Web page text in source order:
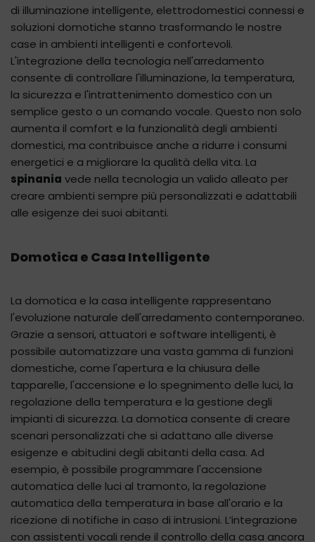
di illuminazione intelligente, elettrodomestici connessi e
soluzioni domotiche stanno trasformando le nostre
case in ambienti intelligenti e confortevoli.
L'integrazione della tecnologia nell'arredamento
consente di controllare l'illuminazione, la temperatura,
la sicurezza e l'intrattenimento domestico con un
semplice gesto o un comando vocale. Questo non solo
aumenta il comfort e la funzionalità degli ambienti
domestici, ma contribuisce anche a ridurre i consumi
energetici e a migliorare la qualità della vita. La
spinania vede nella tecnologia un valido alleato per
creare ambienti sempre più personalizzati e adattabili
alle esigenze dei suoi abitanti.
Domotica e Casa Intelligente
La domotica e la casa intelligente rappresentano
l'evoluzione naturale dell'arredamento contemporaneo.
Grazie a sensori, attuatori e software intelligenti, è
possibile automatizzare una vasta gamma di funzioni
domestiche, come l'apertura e la chiusura delle
tapparelle, l'accensione e lo spegnimento delle luci, la
regolazione della temperatura e la gestione degli
impianti di sicurezza. La domotica consente di creare
scenari personalizzati che si adattano alle diverse
esigenze e abitudini degli abitanti della casa. Ad
esempio, è possibile programmare l'accensione
automatica delle luci al tramonto, la regolazione
automatica della temperatura in base all'orario e la
ricezione di notifiche in caso di intrusioni. L’integrazione
con assistenti vocali rende il controllo della casa ancora